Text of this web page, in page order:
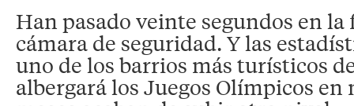
Han pasado veinte segundos en
cámara de seguridad. Y las
uno de los barrios más turísticos
albergará los Juegos Olímpicos en